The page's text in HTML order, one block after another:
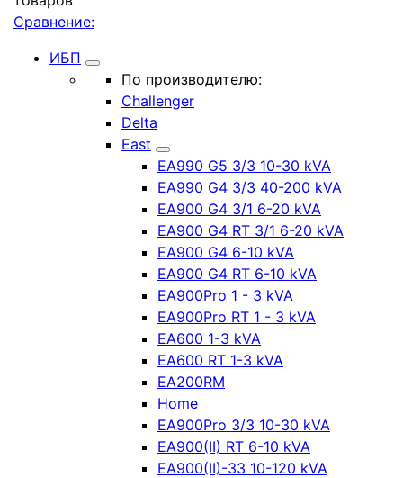
Сравнение:
ИБП
По производителю:
Challenger
Delta
East
EA990 G5 3/3 10-30 kVA
EA990 G4 3/3 40-200 kVA
EA900 G4 3/1 6-20 kVA
EA900 G4 RT 3/1 6-20 kVA
EA900 G4 6-10 kVA
EA900 G4 RT 6-10 kVA
EA900Pro 1 - 3 kVA
EA900Pro RT 1 - 3 kVA
EA600 1-3 kVA
EA600 RT 1-3 kVA
EA200RM
Home
EA900Pro 3/3 10-30 kVA
EA900(II) RT 6-10 kVA
EA900(II)-33 10-120 kVA